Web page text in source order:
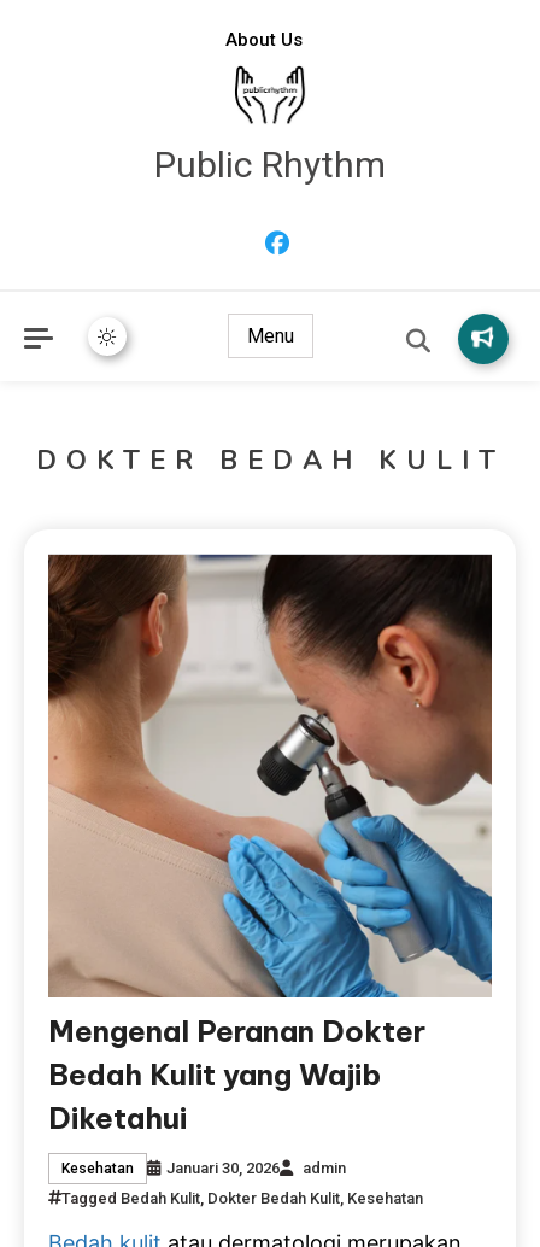
About Us
Public Rhythm
Menu
DOKTER BEDAH KULIT
Mengenal Peranan Dokter
Bedah Kulit yang Wajib
Diketahui
Kesehatan Januari 30, 2026
admin
Tagged Bedah Kulit, Dokter Bedah Kulit, Kesehatan